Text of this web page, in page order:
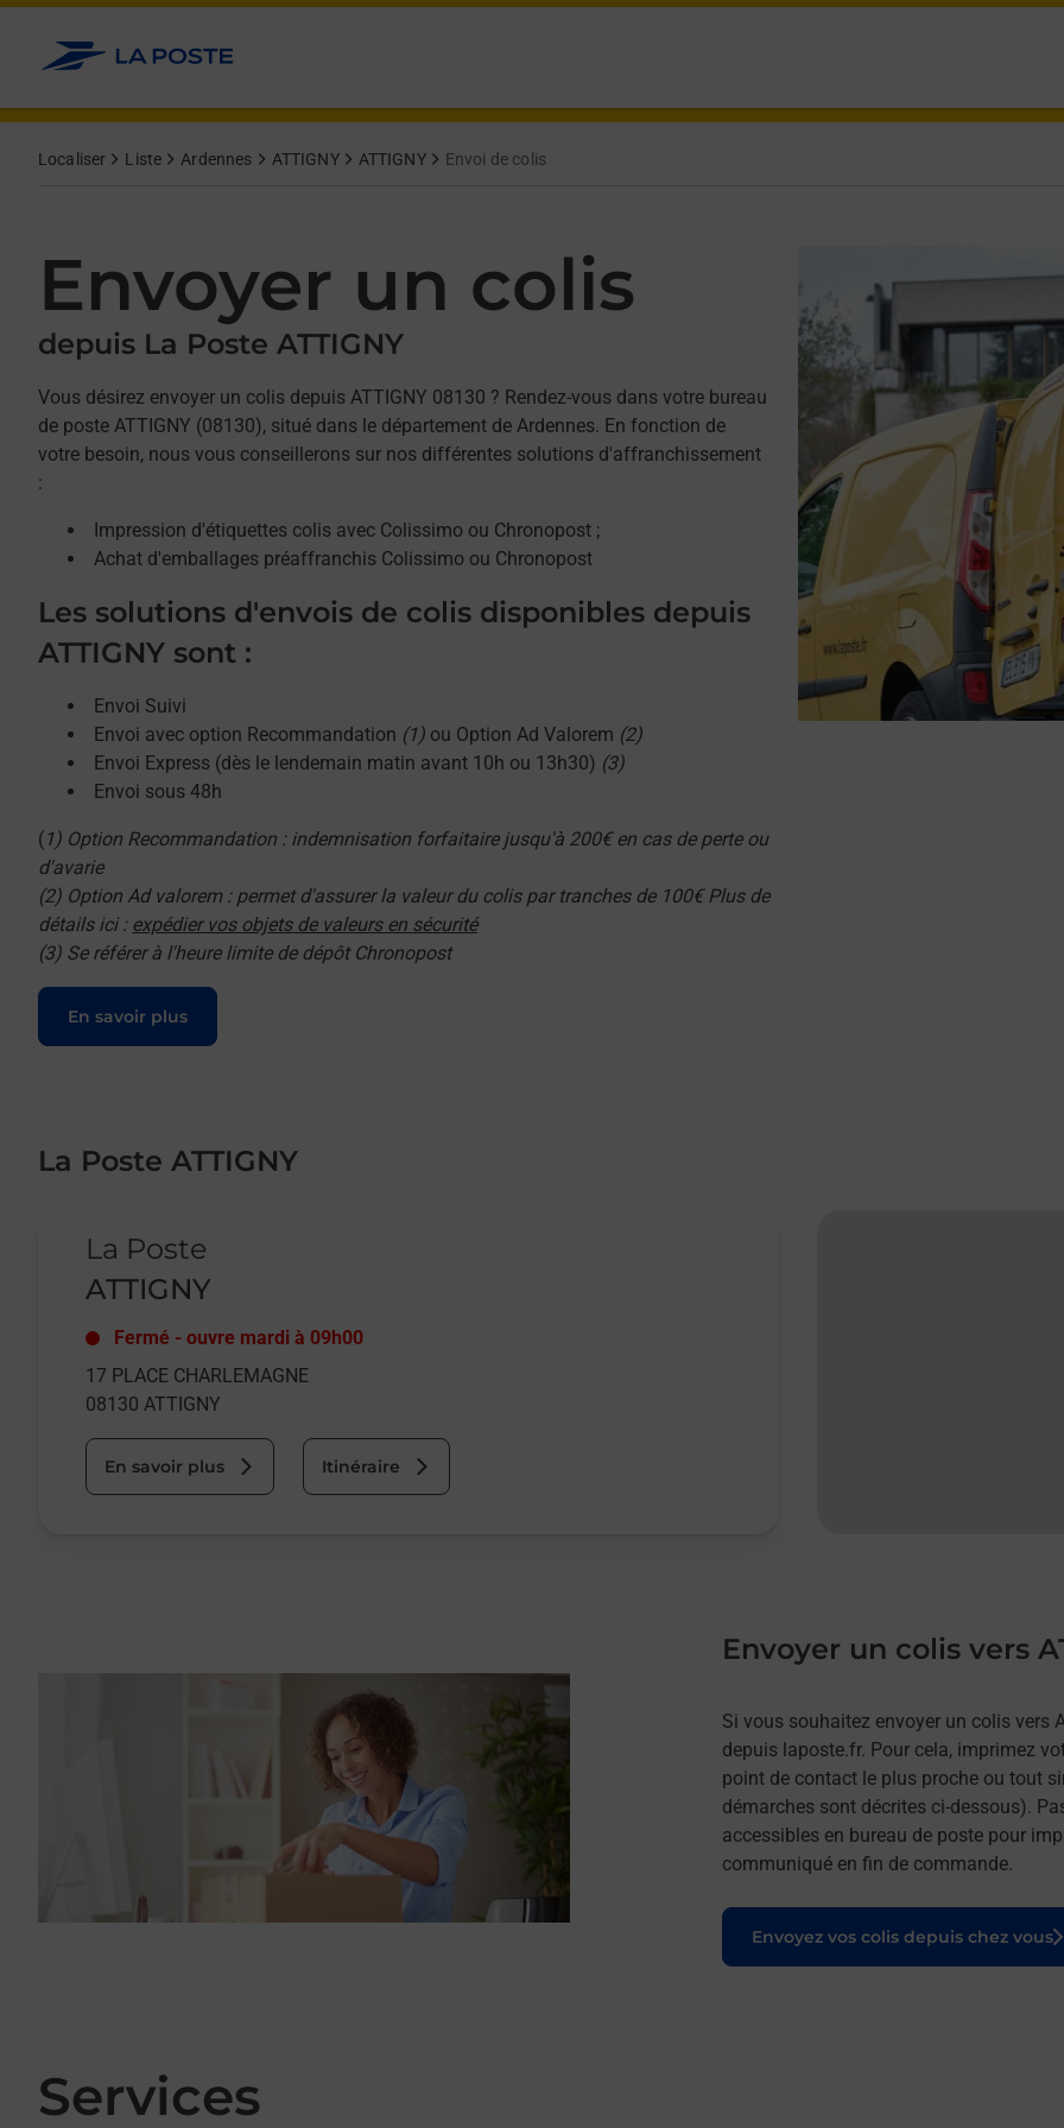
Allez au contenu
Localiser Liste Ardennes ATTIGNY ATTIGNY Envoi de colis
Envoyer un colis
depuis La Poste ATTIGNY
Vous désirez envoyer un colis depuis ATTIGNY 08130 ? Rendez-vous dans votre bureau
de poste ATTIGNY (08130), situé dans le département de Ardennes. En fonction de
votre besoin, nous vous conseillerons sur nos différentes solutions d'affranchissement
:
Impression d'étiquettes colis avec Colissimo ou Chronopost ;
Achat d'emballages préaffranchis Colissimo ou Chronopost
Les solutions d'envois de colis disponibles depuis
ATTIGNY sont :
Envoi Suivi
Envoi avec option Recommandation (1) ou Option Ad Valorem (2)
Envoi Express (dès le lendemain matin avant 10h ou 13h30) (3)
Envoi sous 48h
( 1) Option Recommandation : indemnisation forfaitaire jusqu'à 200€ en cas de perte ou
d'avarie
(2) Option Ad valorem : permet d'assurer la valeur du colis par tranches de 100€ Plus de
détails ici : expédier vos objets de valeurs en sécurité
(3) Se référer à l'heure limite de dépôt Chronopost
En savoir plus
Le lien s'ouvre dans un nouvel onglet
La Poste ATTIGNY
La Poste
ATTIGNY
Fermé - ouvre mardi à 09h00
17 PLACE CHARLEMAGNE
08130 ATTIGNY
En savoir plus Itinéraire
Envoyer un colis vers
Si vous souhaitez envoyer un colis vers
depuis laposte.fr. Pour cela, imprimez
point de contact le plus proche ou tout
démarches sont décrites ci-dessous).
accessibles en bureau de poste pour
communiqué en fin de commande.
Envoyez vos colis depuis chez vous
Le lien s'ouvre dans un nouvel onglet
Services
Afficher ou masquer la réponse
Afficher ou masquer la réponse
Afficher ou masquer la réponse